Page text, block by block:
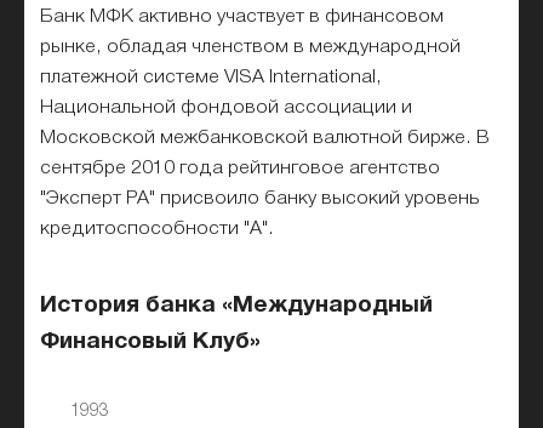
Банк МФК активно участвует в финансовом
рынке, обладая членством в международной
платежной системе VISA International,
Национальной фондовой ассоциации и
Московской межбанковской валютной бирже. В
сентябре 2010 года рейтинговое агентство
"Эксперт РА" присвоило банку высокий уровень
кредитоспособности "А".
История банка «Международный
Финансовый Клуб»
1993